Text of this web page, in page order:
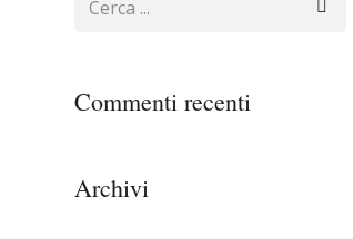
Commenti recenti
Archivi